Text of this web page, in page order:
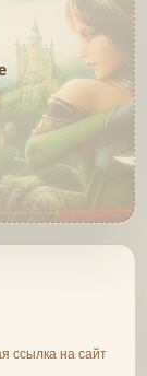
ссылка на сайт